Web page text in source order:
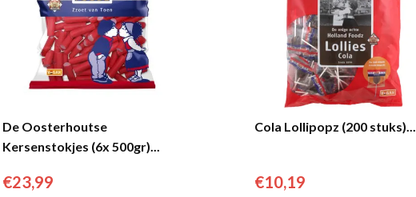
De Oosterhoutse
Kersenstokjes (6x 500gr)...
€23,99
Cola Lollipopz (200 stuks)...
€10,19